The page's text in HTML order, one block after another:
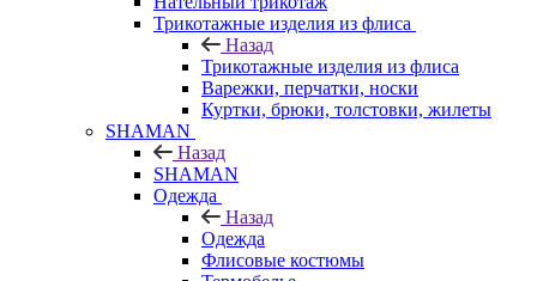
Трикотажные изделия из флиса
Назад
Трикотажные изделия из флиса
Варежки, перчатки, носки
Куртки, брюки, толстовки, жилеты
SHAMAN
Назад
SHAMAN
Одежда
Назад
Одежда
Флисовые костюмы